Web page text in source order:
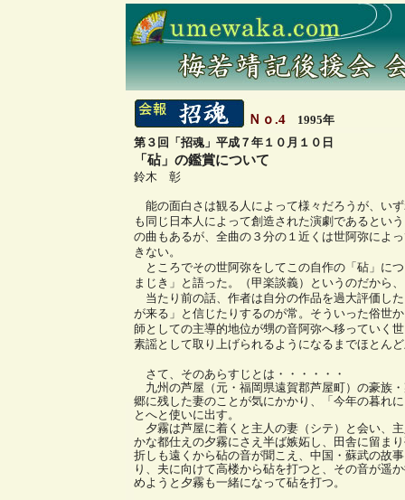
Ｎｏ.41995年
第３回「招魂」平成７年１０月１０日
「砧」の鑑賞について
鈴木 彰
能の面白さは観る人によって様々だろうが、い
も同じ日本人によって創造された演劇であるとい
の曲もあるが、全曲の３分の１近くは世阿弥によ
きない。
ところでその世阿弥をしてこの自作の「砧」に
まじき」と語った。（甲楽談義）というのだから
当たり前の話、作者は自分の作品を過大評価し
が来る」と信じたりするのが常。そういった俗世
師としての主導的地位が甥の音阿弥へ移っていく
素謡として取り上げられるようになるまでほとん
さて、そのあらすじとは・・・・・・
九州の芦屋（元・福岡県遠賀郡芦屋町）の豪族
郷に残した妻のことが気にかかり、「今年の暮れ
とへと使いに出す。
夕霧は芦屋に着くと主人の妻（シテ）と会い、
かな都仕えの夕霧にさえ半ば嫉妬し、田舎に留ま
折しも遠くから砧の音が聞こえ、中国・蘇武の故
り、夫に向けて高楼から砧を打つと、その音が遥
めようと夕霧も一緒になって砧を打つ。